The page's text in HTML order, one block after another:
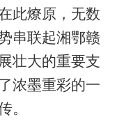
此燎原，无数
串联起湘鄂赣
壮大的重要支
浓墨重彩的一
。